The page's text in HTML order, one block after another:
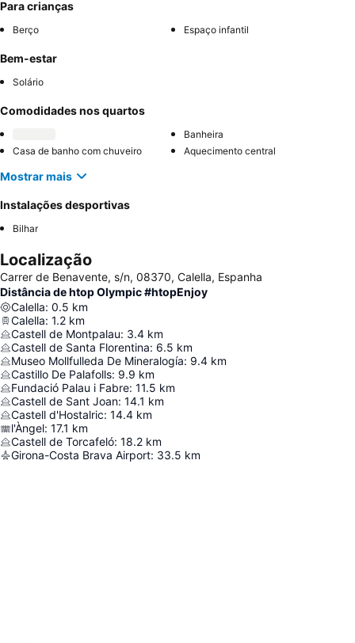
Para crianças
Berço Espaço infantil
Bem-estar
Solário
Comodidades nos quartos
Banheira
Casa de banho com chuveiro
Aquecimento central
Mostrar mais
Instalações desportivas
Bilhar
Localização
Carrer de Benavente, s/n, 08370, Calella, Espanha
Distância de htop Olympic #htopEnjoy
Calella: 0.5 km
Calella: 1.2 km
Castell de Montpalau: 3.4 km
Castell de Santa Florentina: 6.5 km
Museo Mollfulleda De Mineralogía: 9.4 km
Castillo De Palafolls: 9.9 km
Fundació Palau i Fabre: 11.5 km
Castell de Sant Joan: 14.1 km
Castell d'Hostalric: 14.4 km
l'Àngel: 17.1 km
Castell de Torcafeló: 18.2 km
Girona-Costa Brava Airport: 33.5 km